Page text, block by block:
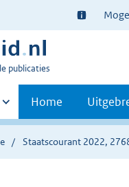
Ter
informatie:
publicaties
Home
Staatscourant 2022,